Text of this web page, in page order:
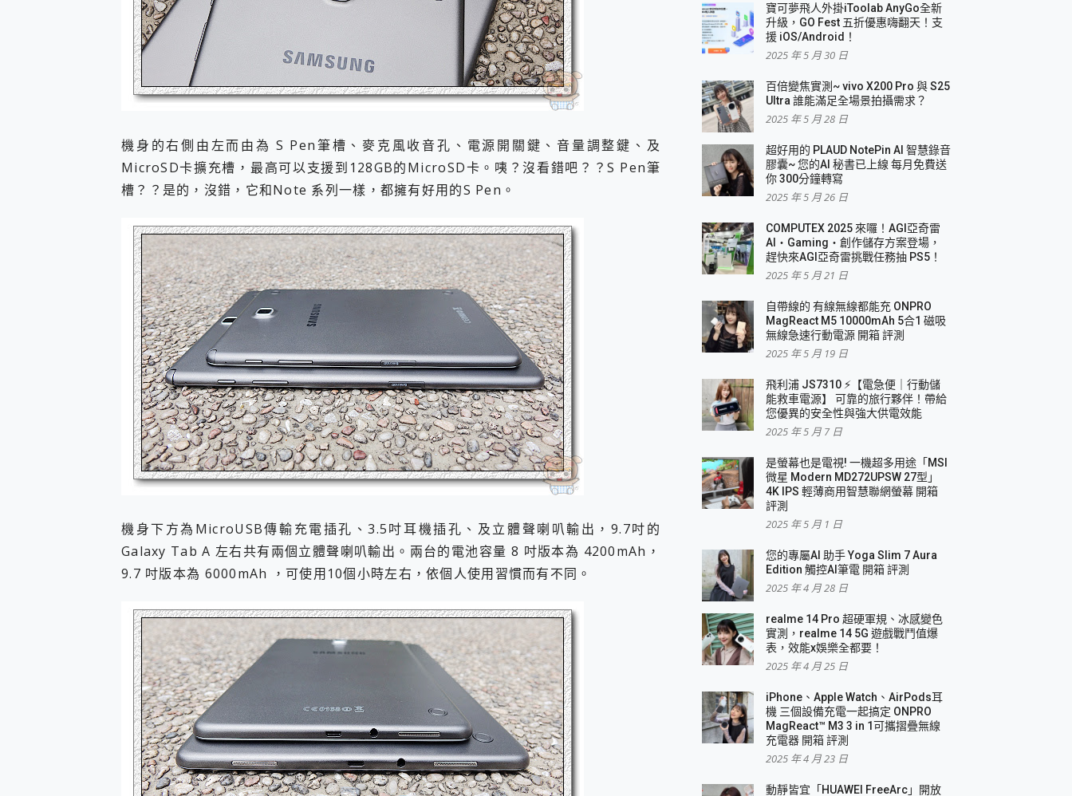
機身的右側由左而由為 S Pen筆槽、麥克風收音孔、電源開關鍵、音量調整鍵、及
MicroSD卡擴充槽，最高可以支援到128GB的MicroSD卡。咦？沒看錯吧？？S Pen筆
槽？？是的，沒錯，它和Note 系列一樣，都擁有好用的S Pen。
機身下方為MicroUSB傳輸充電插孔、3.5吋耳機插孔、及立體聲喇叭輸出，9.7吋的
Galaxy Tab A 左右共有兩個立體聲喇叭輸出。兩台的電池容量 8 吋版本為 4200mAh，
9.7 吋版本為 6000mAh ，可使用10個小時左右，依個人使用習慣而有不同。
寶可夢飛人外掛iToolab AnyGo全新
升級，GO Fest 五折優惠嗨翻天！支
援 iOS/Android！
2025 年 5 月 30 日
百倍變焦實測~ vivo X200 Pro 與 S25
Ultra 誰能滿足全場景拍攝需求？
2025 年 5 月 28 日
超好用的 PLAUD NotePin AI 智慧錄音
膠囊~ 您的AI 秘書已上線 每月免費送
你 300分鐘轉寫
2025 年 5 月 26 日
COMPUTEX 2025 來囉！AGI亞奇雷
AI・Gaming・創作儲存方案登場，
趕快來AGI亞奇雷挑戰任務抽 PS5！
2025 年 5 月 21 日
自帶線的 有線無線都能充 ONPRO
MagReact M5 10000mAh 5合1 磁吸
無線急速行動電源 開箱 評測
2025 年 5 月 19 日
飛利浦 JS7310 ⚡【電急便｜行動儲
能救車電源】 可靠的旅行夥伴！帶給
您優異的安全性與強大供電效能
2025 年 5 月 7 日
是螢幕也是電視! 一機超多用途「MSI
微星 Modern MD272UPSW 27型」
4K IPS 輕薄商用智慧聯網螢幕 開箱
評測
2025 年 5 月 1 日
您的專屬AI 助手 Yoga Slim 7 Aura
Edition 觸控AI筆電 開箱 評測
2025 年 4 月 28 日
realme 14 Pro 超硬軍規、冰感變色
實測，realme 14 5G 遊戲戰鬥值爆
表，效能x娛樂全都要！
2025 年 4 月 25 日
iPhone、Apple Watch、AirPods耳
機 三個設備充電一起搞定 ONPRO
MagReact™ M3 3 in 1可攜摺疊無線
充電器 開箱 評測
2025 年 4 月 23 日
動靜皆宜「HUAWEI FreeArc」開放